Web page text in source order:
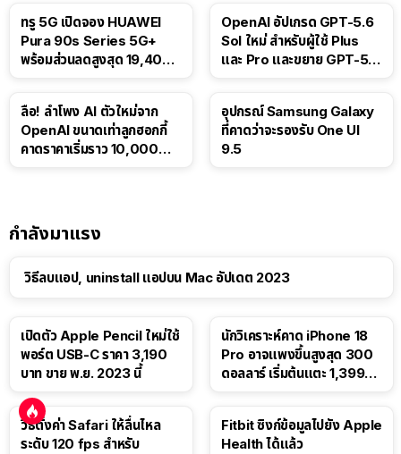
ทรู 5G เปิดจอง HUAWEI
Pura 90s Series 5G+
พร้อมส่วนลดสูงสุด 19,400
OpenAI อัปเกรด GPT-5.6
Sol ใหม่ สำหรับผู้ใช้ Plus
และ Pro และขยาย GPT-5.6
ลือ! ลำโพง AI ตัวใหม่จาก
OpenAI ขนาดเท่าลูกฮอกกี้
คาดราคาเริ่มราว 10,000
อุปกรณ์ Samsung Galaxy
ที่คาดว่าจะรองรับ One UI
9.5
กำลังมาแรง
วิธีลบแอป, uninstall แอปบน Mac อัปเดต 2023
เปิดตัว Apple Pencil ใหม่ใช้
พอร์ต USB-C ราคา 3,190
บาท ขาย พ.ย. 2023 นี้
นักวิเคราะห์คาด iPhone 18
Pro อาจแพงขึ้นสูงสุด 300
ดอลลาร์ เริ่มต้นแตะ 1,399
วิธีตั้งค่า Safari ให้ลื่นไหล
ระดับ 120 fps สำหรับ
Fitbit ซิงก์ข้อมูลไปยัง Apple
Health ได้แล้ว